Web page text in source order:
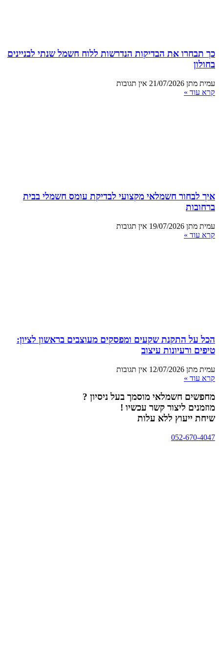
כך תבחרו את הבדיקות הנדרשות ללוח חשמל שנתי לבניינים
בחולון
עמית מתן 21/07/2026 אין תגובות
קרא עוד »
איך לבחור חשמלאי מקצועי לבדיקת עומס חשמלי בבית
ברחובות
עמית מתן 19/07/2026 אין תגובות
קרא עוד »
הכל על התקנת שקעים ומפסקים מעוצבים בראשון לציון:
טיפים ורעיונות עיצוב
עמית מתן 12/07/2026 אין תגובות
קרא עוד »
מחפשים חשמלאי מוסמך בעל ניסיון ?
מוזמנים ליצור קשר עכשיו !
שיחת ייעוץ ללא עלות
052-670-4047